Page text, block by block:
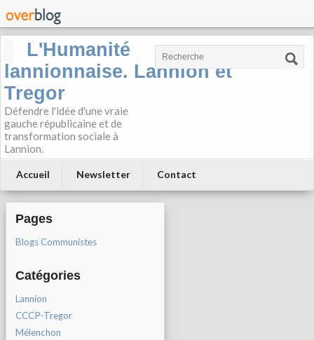
L'Humanité
lannionnaise. Lannion et
Tregor
Défendre l'idée d'une vraie
gauche républicaine et de
transformation sociale à
Lannion.
Accueil Newsletter Contact
Pages
Blogs Communistes
Catégories
Lannion
CCCP-Tregor
Mélenchon